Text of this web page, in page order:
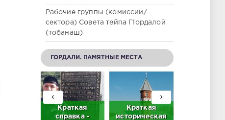
Рабочие группы (комиссии/
сектора) Совета тейпа Г1ордалой
(тобанаш)
ГОРДАЛИ. ПАМЯТНЫЕ МЕСТА
Краткая
справка -
Краткая
историческая
›
‹